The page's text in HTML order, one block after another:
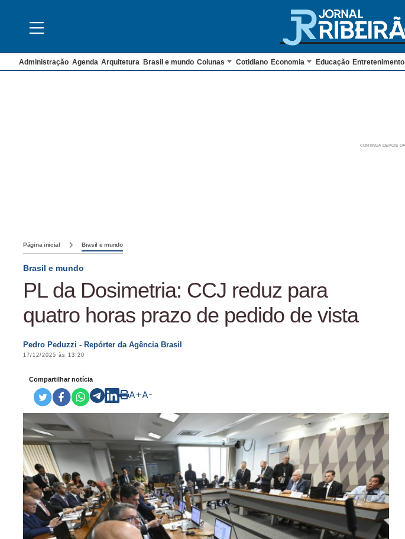
Administração Agenda Arquitetura Brasil e mundo Colunas Cotidiano Economia Educação Entretenimento
Página inicial Brasil e mundo
Brasil e mundo
PL da Dosimetria: CCJ reduz para
quatro horas prazo de pedido de vista
Pedro Peduzzi - Repórter da Agência Brasil
17/12/2025 às 13:20
Compartilhar notícia
A+A-